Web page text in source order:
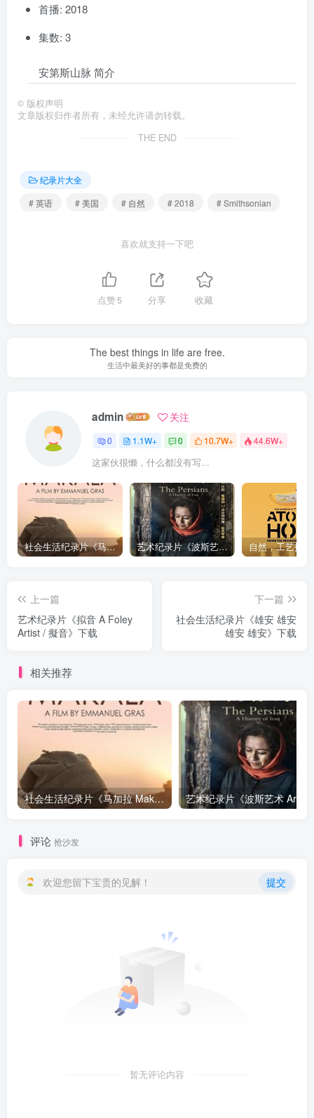
首播: 2018
集数: 3
安第斯山脉 简介
© 版权声明
文章版权归作者所有，未经允许请勿转载。
THE END
纪录片大全
# 英语
# 美国 # 自然 # 2018 # Smithsonian
喜欢就支持一下吧
点赞5 分享 收藏
The best things in life are free.
生活中最美好的事都是免费的
admin 关注
0 1.1W+ 0 10.7W+ 44.6W+
这家伙很懒，什么都没有写...
社会生活纪录片《马加拉 Makala》下载 艺术纪录片《波斯艺术 Art of Persia》下载
上一篇
艺术纪录片《拟音 A Foley
Artist / 擬音》下载
下一篇
社会生活纪录片《雄安 雄安
雄安 雄安》下载
相关推荐
社会生活纪录片《马加拉 Makala》下载
评论 抢沙发
欢迎您留下宝贵的见解！ 提交
暂无评论内容